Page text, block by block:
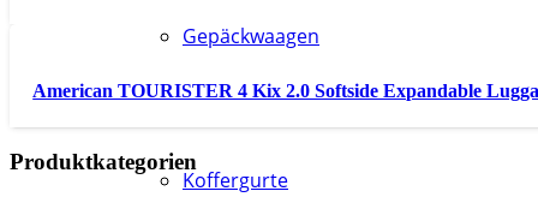
Gepäckwaagen
Koffergurte
American TOURISTER 4 Kix 2.0 Softside Expandable
Produktkategorien